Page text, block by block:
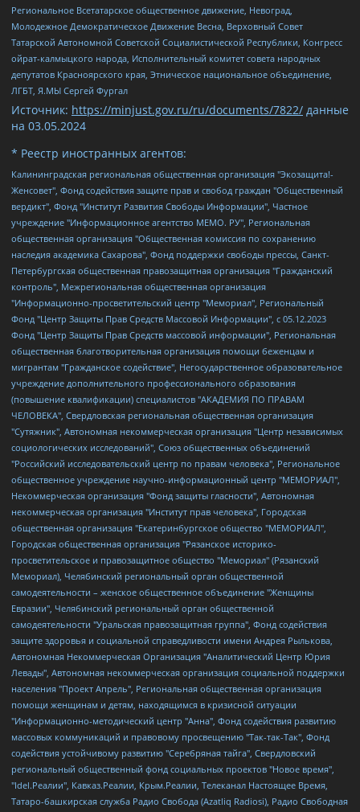
Региональное Всетатарское общественное движение, Невоград,
Молодежное Демократическое Движение Весна, Верховный Совет
Татарской Автономной Советской Социалистической Республики, Конгресс
ойрат-калмыцкого народа, Исполнительный комитет совета народных
депутатов Красноярского края, Этническое национальное объединение,
ЛГБТ, Я.МЫ Сергей Фургал
Источник: https://minjust.gov.ru/ru/documents/7822/ данные
на 03.05.2024
* Реестр иностранных агентов:
Калининградская региональная общественная организация "Экозащита!-Женсовет", Фонд содействия защите прав и свобод граждан "Общественный вердикт", Фонд "Институт Развития Свободы Информации", Частное учреждение "Информационное агентство МЕМО. РУ", Региональная общественная организация "Общественная комиссия по сохранению наследия академика Сахарова", Фонд поддержки свободы прессы, Санкт-Петербургская общественная правозащитная организация "Гражданский контроль", Межрегиональная общественная организация "Информационно-просветительский центр "Мемориал", Региональный Фонд "Центр Защиты Прав Средств Массовой Информации", с 05.12.2023 Фонд "Центр Защиты Прав Средств массовой информации", Региональная общественная благотворительная организация помощи беженцам и мигрантам "Гражданское содействие", Негосударственное образовательное учреждение дополнительного профессионального образования (повышение квалификации) специалистов "АКАДЕМИЯ ПО ПРАВАМ ЧЕЛОВЕКА", Свердловская региональная общественная организация "Сутяжник", Автономная некоммерческая организация "Центр независимых социологических исследований", Союз общественных объединений "Российский исследовательский центр по правам человека", Региональное общественное учреждение научно-информационный центр "МЕМОРИАЛ", Некоммерческая организация "Фонд защиты гласности", Автономная некоммерческая организация "Институт прав человека", Городская общественная организация "Екатеринбургское общество "МЕМОРИАЛ", Городская общественная организация "Рязанское историко-просветительское и правозащитное общество "Мемориал" (Рязанский Мемориал), Челябинский региональный орган общественной самодеятельности – женское общественное объединение "Женщины Евразии", Челябинский региональный орган общественной самодеятельности "Уральская правозащитная группа", Фонд содействия защите здоровья и социальной справедливости имени Андрея Рылькова, Автономная Некоммерческая Организация "Аналитический Центр Юрия Левады", Автономная некоммерческая организация социальной поддержки населения "Проект Апрель", Региональная общественная организация помощи женщинам и детям, находящимся в кризисной ситуации "Информационно-методический центр "Анна", Фонд содействия развитию массовых коммуникаций и правовому просвещению "Так-так-Так", Фонд содействия устойчивому развитию "Серебряная тайга", Свердловский региональный общественный фонд социальных проектов "Новое время", "Idel.Реалии", Кавказ.Реалии, Крым.Реалии, Телеканал Настоящее Время, Татаро-башкирская служба Радио Свобода (Azatliq Radiosi), Радио Свободная Европа/Радио Свобода (PCE/PC), "Сибирь.Реалии", "Фактограф", Благотворительный фонд помощи осужденным и их семьям, Автономная некоммерческая организация "Институт глобализации и социальных движений", Фонд "В защиту прав заключенных", Частное учреждение "Центр поддержки и содействия развитию средств массовой информации", Пензенский региональный общественный благотворительный фонд "Гражданский союз", "Север.Реалии", Некоммерческая организация Фонд "Правовая инициатива", Общество с ограниченной ответственностью "Радио Свободная Европа/Радио Свобода", Чешское информационное агентство "MEDIUM-ORIENT", Красноярская региональная общественная организация "Мы против СПИДа", Камалягин Денис Николаевич, Маркелов Сергей Евгеньевич, Пономарев Лев Александрович, Савицкая Людмила Алексеевна, Автономная некоммерческая организация "Центр по работе с проблемой насилия "НАСИЛИЮ.НЕТ", Межрегиональный профессиональный союз работников здравоохранения "Альянс врачей", Юридическое лицо, зарегистрированное в Латвийской Республике, SIA "Medusa Project" (регистрационный номер 40103797863, дата регистрации 10.06.2014), Некоммерческая организация "Фонд по борьбе с коррупцией", Автономная некоммерческая организация "Институт права и публичной политики", Баданин Роман Сергеевич, Гликин Максим Александрович, Железнова Мария Михайловна, Лукьянова Юлия Сергеевна, Маетная Елизавета Витальевна, Маняхин Петр Борисович, Чуракова Ольга Владимировна, Ярош Юлия Петровна, Юридическое лицо "The Insider SIA", зарегистрированное в Риге, Латвийская Республика (дата регистрации 26.06.2015), являющееся администратором доменного имени интернет-издания "The Insider SIA", https://theins.ru, Постернак Алексей Евгеньевич, Рубин Михаил Аркадьевич, Анин Роман Александрович, Юридическое лицо Istories fonds, зарегистрированное в Латвийской Республике (регистрационный номер 50008295751, дата регистрации 24.02.2020), Великовский Дмитрий Александрович, Долинина Ирина Николаевна, Мароховская Алеся Алексеевна, Шлейнов Роман Юрьевич, Шмагун Олеся Валентиновна, Общество с ограниченной ответственностью "Альтаир 2021", Общество с ограниченной ответственностью "Вега 2021", Общество с ограниченной ответственностью "Главный редактор 2021", Общество с ограниченной ответственностью "Ромашки монолит", Важенков Артем Валерьевич, Ивановская областная общественная организация "Центр гендерных исследований", Гурман Юрий Альбертович, Медиапроект "ОВД-Инфо", Егоров Владимир Владимирович, Жилинский Владимир Александрович, Общество с ограниченной ответственностью "ЗП", Иванова София Юрьевна, Карезина Инна Павловна, Кильтау Екатерина Викторовна, Петров Алексей Викторович, Пискунов Сергей Евгеньевич, Смирнов Сергей Сергеевич, Тихонов Михаил Сергеевич, Общество с ограниченной ответственностью "ЖУРНАЛИСТ-ИНОСТРАННЫЙ АГЕНТ", Арапова Галина Юрьевна, Вольтская Татьяна Анатольевна, Американская компания "Mason G.E.S. Anonymous Foundation" (США), являющаяся владельцем интернет-издания https://mnews.world/, Компания "Stichting Bellingcat", зарегистрированная в Нидерландах (дата регистрации 11.07.2018), Захаров Андрей Вячеславович, Клепиковская Екатерина Дмитриевна, Общество с ограниченной ответственностью "МЕМО", Перл Роман Александрович, Симонов Евгений Алексеевич, Соловьева Елена Анатольевна, Сотников Даниил Владимирович, Сурначева Елизавета Дмитриевна, Автономная некоммерческая организация по защите прав человека и информированию населения "Якутия – Наше Мнение", Общество с ограниченной ответственностью "Москоу диджитал медиа", с 26.01.2023 Общество с ограниченной ответственностью "Чайка Белые сады", Ветошкина Валерия Валерьевна, Заговора Максим Александрович, Межрегиональное общественное движение "Российская ЛГБТ - сеть", Оленичев Максим Владимирович, Павлов Иван Юрьевич, Скворцова Елена Сергеевна, Общество с ограниченной ответственностью "Как бы инагент", Кочетков Игорь Викторович, Общество с ограниченной ответственностью "Честные выборы", Еланчик Олег Александрович, Общество с ограниченной ответственностью "Нобелевский призыв", Гималова Регина Эмилевна, Григорьев Андрей Валерьевич, Григорьева Алина Александровна, Ассоциация по содействию защите прав призывников, альтернативнослужащих и военнослужащих "Правозащитная группа "Гражданин.Армия.Право", Хисамова Регина Фаритовна, Автономная некоммерческая организация по реализации социально-правовых программ "Лилит", Дальневосточное общественное движение "Маяк", Санкт-Петербургская ЛГБТ-инициативная группа "Выход", Инициативная группа ЛГБТ+ "Реверс", Алексеев Андрей Викторович, Бекбулатова Таисия Львовна, Беляев Иван Михайлович, Владыкина Елена Сергеевна, Гельман Марат Александрович, Никульшина Вероника Юрьевна, Толоконникова Надежда Андреевна, Шендерович Виктор Анатольевич, Общество с ограниченной ответственностью "Данное сообщение", Общество с ограниченной ответственностью Издательский дом "Новая глава", Айнбиндер Александра Александровна, Московский комьюнити-центр для ЛГБТ+инициатив, Благотворительный фонд развития филантропии, Deutsche Welle (Германия, Kurt-Schumacher-Strasse 3, 53113 Bonn), Борзунова Мария Михайловна, Воробьев Виктор Викторович, Голубева Анна Львовна, Константинова Алла Михайловна, Малкова Ирина Владимировна, Мурадов Мурад Абдулгалимович, Осетинская Елизавета Николаевна, Понасенков Евгений Николаевич, Ганапольский Матвей Юрьевич, Киселев Евгений Алексеевич, Борухович Ирина Григорьевна, Дремин Иван Тимофеевич, Дубровский Дмитрий Викторович, Красноярская региональная общественная организация поддержки и развития альтернативных образовательных технологий и межкультурных коммуникаций "ИНТЕРРА", Маяковская Екатерина Алексеевна, Фейгин Марк Захарович, Филимонов Андрей Викторович, Дзугкоева Регина Николаевна, Доброхотов Роман Александрович, Дудь Юрий Александрович, Елкин Сергей Владимирович, Кругликов Кирилл Игоревич, Сабунаева Мария Леонидовна, Семенов Алексей Владимирович, Шаинян Карен Багратович, Шульман Екатерина Михайловна, Асафьев Артур Валерьевич, Вахштайн Виктор Семенович, Венедиктов Алексей Алексеевич, Лушникова Екатерина Евгеньевна, Волков Леонид Михайлович, Невзоров Александр Глебович, Пархоменко Сергей Борисович, Сироткин Ярослав Николаевич, Кара-Мурза Владимир Владимирович, Баранова Наталья Владимировна, Гозман Леонид Яковлевич, Кагарлицкий Борис Юльевич, Климарев Михаил Валерьевич, Милов Владимир Станиславович, Автономная некоммерческая организация Краснодарский центр современного искусства "Типография", Моргенштерн Алишер Тагирович, Соболь Любовь Эдуардовна, Общество с ограниченной ответственностью "ЛИЗА НОРМ", Каспаров Гарри Кимович, Ходорковский Михаил Борисович, Общество с ограниченной ответственностью "Апрельские тезисы", Данилович Ирина Брониславовна, Кашин Олег Владимирович, Петров Николай Владимирович, Пивоваров Алексей Владимирович, Соколов Михаил Владимирович, Цветкова Юлия Владимировна, Чичваркин Евгений Александрович, Комитет против пыток/Команда против пыток, Общество с ограниченной ответственностью "Первый научный", Общество с ограниченной ответственностью "Вертолет и ко", Белоцерковская Вероника Борисовна, Кац Максим Евгеньевич, Лазарева Татьяна Юрьевна, Шаведдинов Руслан Табризович, Яшин Илья Валерьевич, Общество с ограниченной ответственностью "Иноагент ААВ", Алешковский Дмитрий Петрович, Альбац Евгения Марковна, Быков Дмитрий Львович, Галямина Юлия Евгеньевна, Лойко Сергей Леонидович, Мартынов Кирилл Константинович, Медведев Сергей Александрович, Крашенинников Федор Геннадиевич, Гордеева Катерина Вл